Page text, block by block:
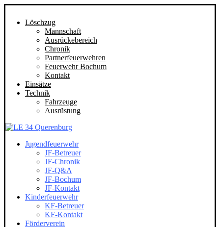
Löschzug
Mannschaft
Ausrückebereich
Chronik
Partnerfeuerwehren
Feuerwehr Bochum
Kontakt
Einsätze
Technik
Fahrzeuge
Ausrüstung
Jugendfeuerwehr
JF-Betreuer
JF-Chronik
JF-Q&A
JF-Bochum
JF-Kontakt
Kinderfeuerwehr
KF-Betreuer
KF-Kontakt
Förderverein